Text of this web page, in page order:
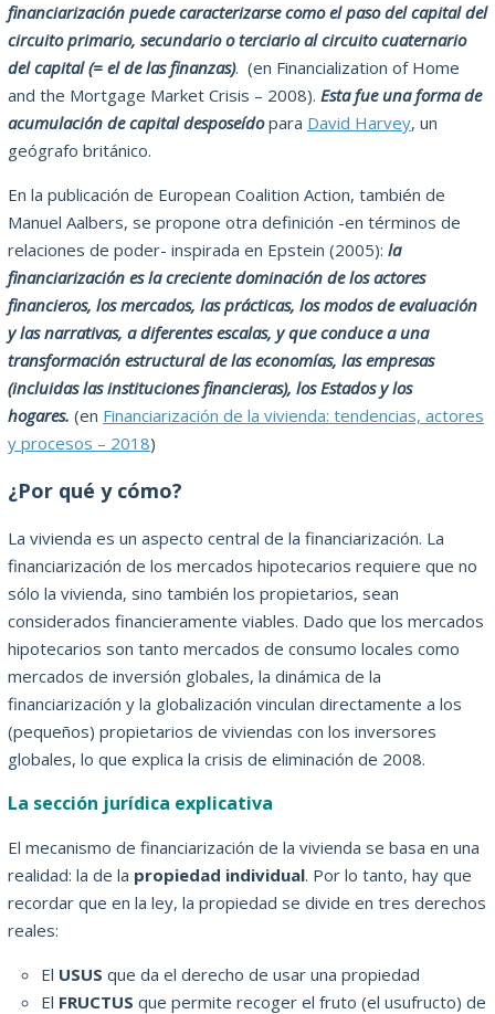
financiarización puede caracterizarse como el paso del capital del
circuito primario, secundario o terciario al circuito cuaternario
del capital (= el de las finanzas). (en Financialization of Home
and the Mortgage Market Crisis – 2008). Esta fue una forma de
acumulación de capital desposeídopara David Harvey, un
geógrafo británico.
En la publicación de European Coalition Action, también de
Manuel Aalbers, se propone otra definición -en términos de
relaciones de poder- inspirada en Epstein (2005): la
financiarización es la creciente dominación de los actores
financieros, los mercados, las prácticas, los modos de evaluación
y las narrativas, a diferentes escalas, y que conduce a una
transformación estructural de las economías, las empresas
(incluidas las instituciones financieras), los Estados y los
hogares. (en Financiarización de la vivienda: tendencias, actores
y procesos – 2018)
¿Por qué y cómo?
La vivienda es un aspecto central de la financiarización. La
financiarización de los mercados hipotecarios requiere que no
sólo la vivienda, sino también los propietarios, sean
considerados financieramente viables. Dado que los mercados
hipotecarios son tanto mercados de consumo locales como
mercados de inversión globales, la dinámica de la
financiarización y la globalización vinculan directamente a los
(pequeños) propietarios de viviendas con los inversores
globales, lo que explica la crisis de eliminación de 2008.
La sección jurídica explicativa
El mecanismo de financiarización de la vivienda se basa en una
realidad: la de la propiedad individual. Por lo tanto, hay que
recordar que en la ley, la propiedad se divide en tres derechos
reales:
El USUS que da el derecho de usar una propiedad
El FRUCTUS que permite recoger el fruto (el usufructo) de